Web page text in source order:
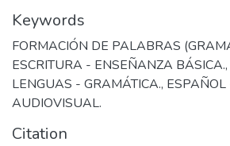
Keywords
FORMACIÓN DE PALABRAS
ESCRITURA - ENSEÑANZA BÁSICA.,
LENGUAS - GRAMÁTICA., ESPAÑOL
AUDIOVISUAL.
Citation